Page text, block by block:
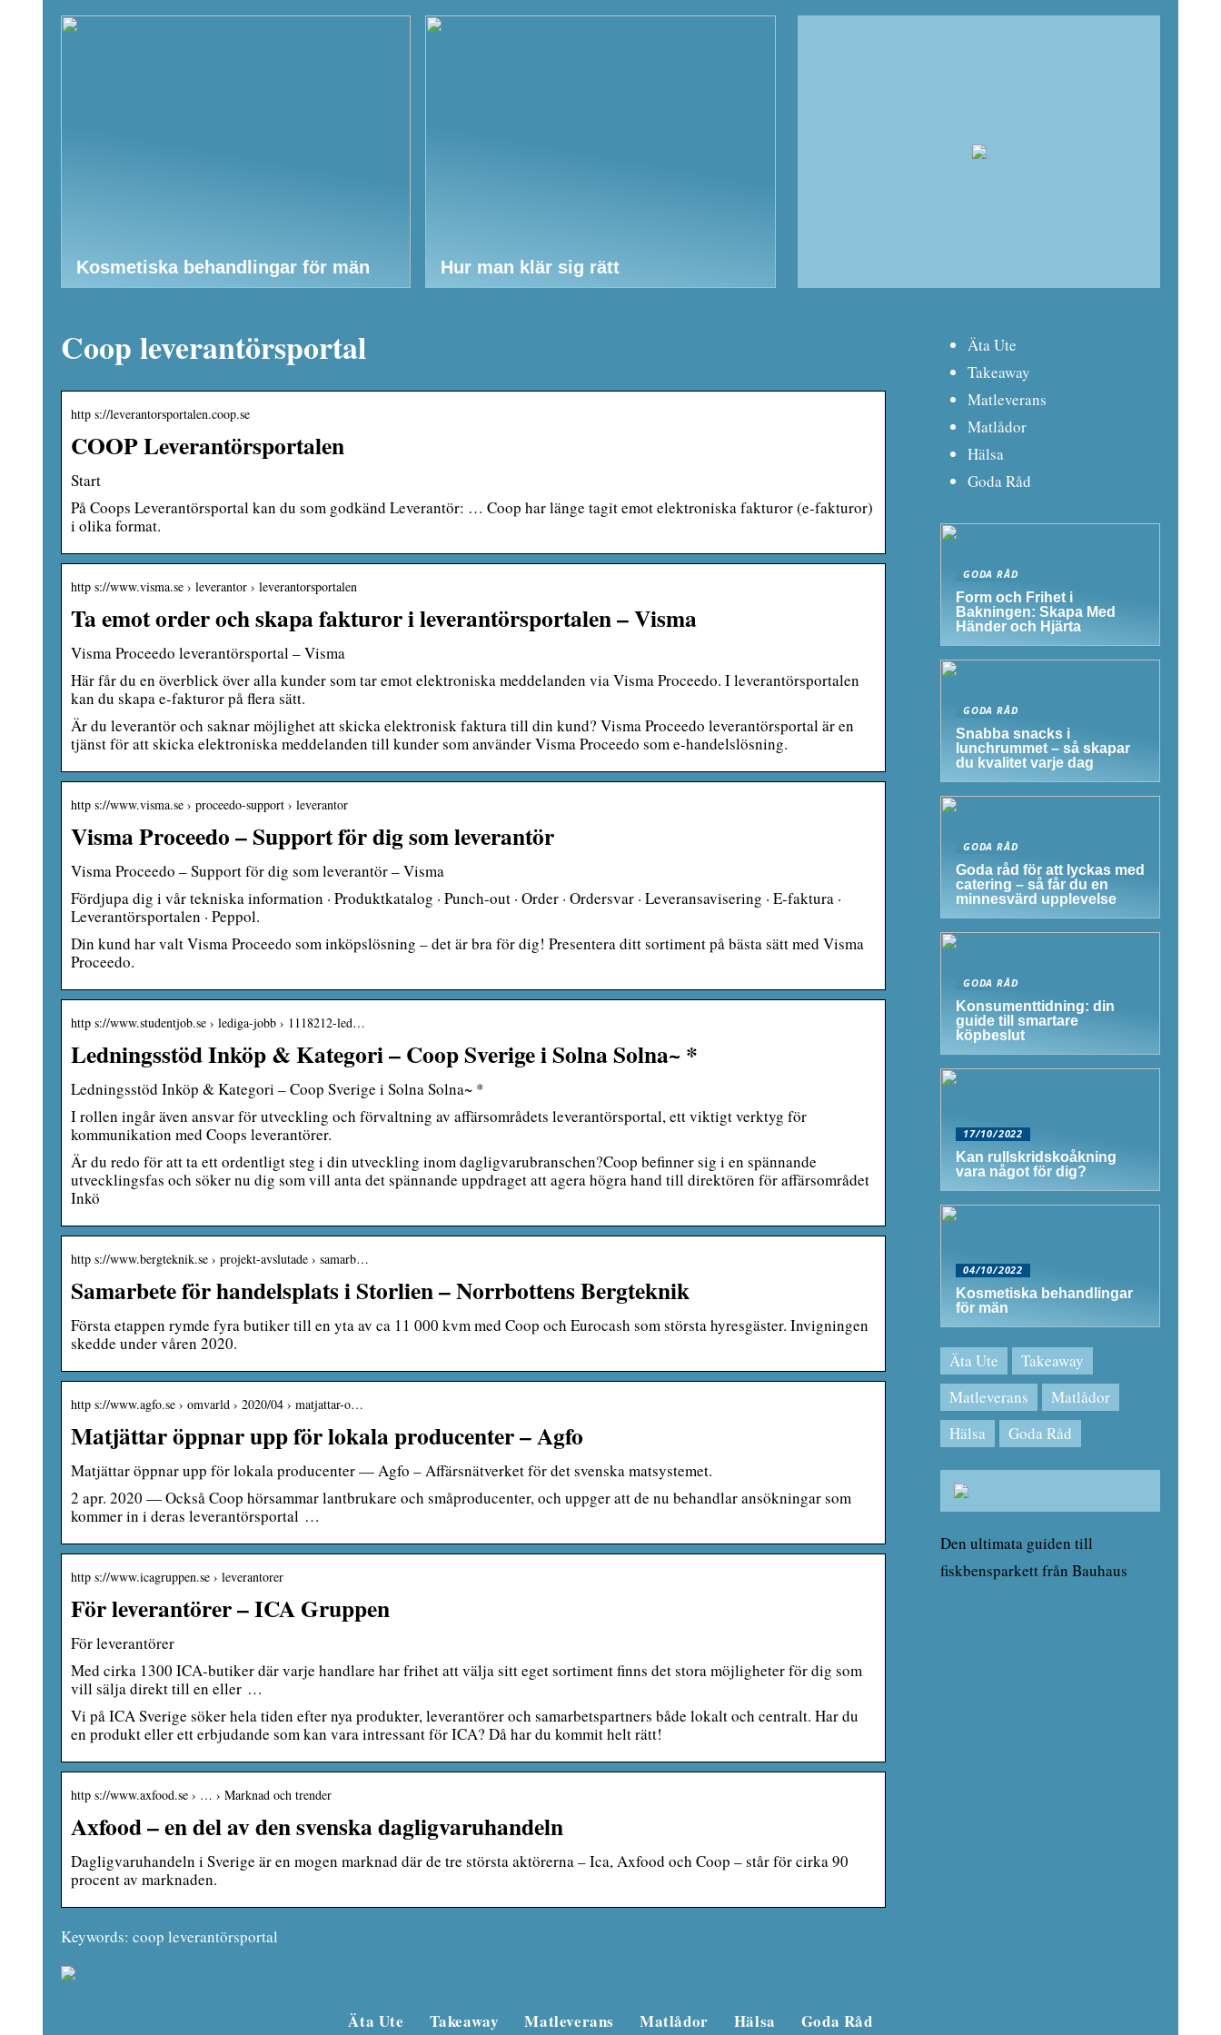
Kosmetiska behandlingar för män Hur man klär sig rätt
Coop leverantörsportal
http s://leverantorsportalen.coop.se
COOP Leverantörsportalen
Start
På Coops Leverantörsportal kan du som godkänd Leverantör: … Coop har länge tagit emot elektroniska fakturor (e-fakturor)
i olika format.
http s://www.visma.se › leverantor › leverantorsportalen
Ta emot order och skapa fakturor i leverantörsportalen – Visma
Visma Proceedo leverantörsportal – Visma
Här får du en överblick över alla kunder som tar emot elektroniska meddelanden via Visma Proceedo. I leverantörsportalen
kan du skapa e-fakturor på flera sätt.
Är du leverantör och saknar möjlighet att skicka elektronisk faktura till din kund? Visma Proceedo leverantörsportal är en
tjänst för att skicka elektroniska meddelanden till kunder som använder Visma Proceedo som e-handelslösning.
http s://www.visma.se › proceedo-support › leverantor
Visma Proceedo – Support för dig som leverantör
Visma Proceedo – Support för dig som leverantör – Visma
Fördjupa dig i vår tekniska information · Produktkatalog · Punch-out · Order · Ordersvar · Leveransavisering · E-faktura ·
Leverantörsportalen · Peppol.
Din kund har valt Visma Proceedo som inköpslösning – det är bra för dig! Presentera ditt sortiment på bästa sätt med Visma
Proceedo.
http s://www.studentjob.se › lediga-jobb › 1118212-led…
Ledningsstöd Inköp & Kategori – Coop Sverige i Solna Solna~ *
Ledningsstöd Inköp & Kategori – Coop Sverige i Solna Solna~ *
I rollen ingår även ansvar för utveckling och förvaltning av affärsområdets leverantörsportal, ett viktigt verktyg för
kommunikation med Coops leverantörer.
Är du redo för att ta ett ordentligt steg i din utveckling inom dagligvarubranschen?Coop befinner sig i en spännande
utvecklingsfas och söker nu dig som vill anta det spännande uppdraget att agera högra hand till direktören för affärsområdet
Inkö
http s://www.bergteknik.se › projekt-avslutade › samarb…
Samarbete för handelsplats i Storlien – Norrbottens Bergteknik
Första etappen rymde fyra butiker till en yta av ca 11 000 kvm med Coop och Eurocash som största hyresgäster. Invigningen
skedde under våren 2020.
http s://www.agfo.se › omvarld › 2020/04 › matjattar-o…
Matjättar öppnar upp för lokala producenter – Agfo
Matjättar öppnar upp för lokala producenter — Agfo – Affärsnätverket för det svenska matsystemet.
2 apr. 2020 — Också Coop hörsammar lantbrukare och småproducenter, och uppger att de nu behandlar ansökningar som
kommer in i deras leverantörsportal …
http s://www.icagruppen.se › leverantorer
För leverantörer – ICA Gruppen
För leverantörer
Med cirka 1300 ICA-butiker där varje handlare har frihet att välja sitt eget sortiment finns det stora möjligheter för dig som
vill sälja direkt till en eller …
Vi på ICA Sverige söker hela tiden efter nya produkter, leverantörer och samarbetspartners både lokalt och centralt. Har du
en produkt eller ett erbjudande som kan vara intressant för ICA? Då har du kommit helt rätt!
http s://www.axfood.se › … › Marknad och trender
Axfood – en del av den svenska dagligvaruhandeln
Dagligvaruhandeln i Sverige är en mogen marknad där de tre största aktörerna – Ica, Axfood och Coop – står för cirka 90
procent av marknaden.
Keywords: coop leverantörsportal
Äta Ute
Takeaway
Matleverans
Matlådor
Hälsa
Goda Råd
GODA RÅD
Form och Frihet i
Bakningen: Skapa Med
Händer och Hjärta
GODA RÅD
Snabba snacks i
lunchrummet – så skapar
du kvalitet varje dag
GODA RÅD
Goda råd för att lyckas med
catering – så får du en
minnesvärd upplevelse
GODA RÅD
Konsumenttidning: din
guide till smartare
köpbeslut
17/10/2022
Kan rullskridskoåkning
vara något för dig?
04/10/2022
Kosmetiska behandlingar
för män
Äta Ute
Takeaway
Matleverans
Matlådor
Hälsa
Goda Råd
Den ultimata guiden till
fiskbensparkett från Bauhaus
Äta Ute Takeaway Matleverans Matlådor Hälsa Goda Råd
Beautyforum.dk Gör något